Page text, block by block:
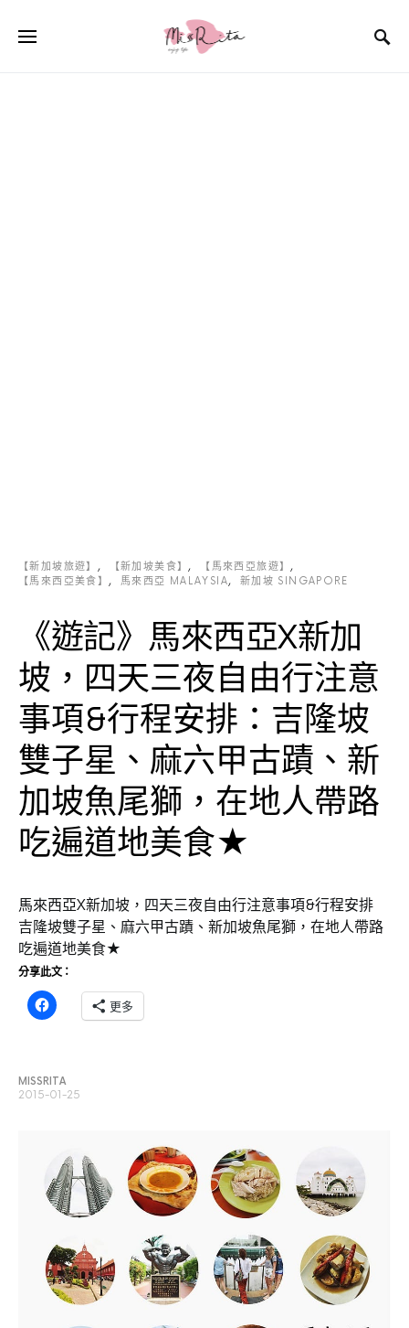
【新加坡旅遊】 【新加坡美食】
【馬來西亞旅遊】
【馬來西亞美食】
馬來西亞 MALAYSIA 新加坡 SINGAPORE
《遊記》馬來西亞X新加
坡，四天三夜自由行注意
事項&行程安排：吉隆坡
雙子星、麻六甲古蹟、新
加坡魚尾獅，在地人帶路
吃遍道地美食★
馬來西亞X新加坡，四天三夜自由行注意事項&行程安排
吉隆坡雙子星、麻六甲古蹟、新加坡魚尾獅，在地人帶路
吃遍道地美食★
分享此文：
更多
MISSRITA
2015-01-25